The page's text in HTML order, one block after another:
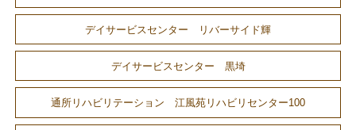
デイサービスセンター リバーサイド輝
デイサービスセンター 黒埼
通所リハビリテーション 江風苑リハビリセンター100